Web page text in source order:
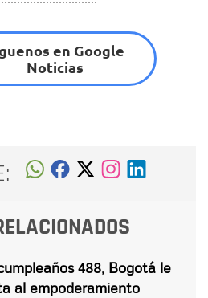
en Google
Noticias
488, Bogotá le
al empoderamiento